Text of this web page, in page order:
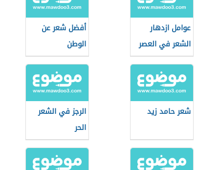
عوامل ازدهار
الشعر في العصر
العباسي
أفضل شعر عن
الوطن
شعر حامد زيد
الرجز في الشعر
الحر